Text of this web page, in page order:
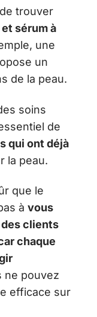
trouver
sérum à
une
un
de la peau.
soins
de
qui ont déjà
la peau.
que le
à vous
clients
chaque
ne pouvez
efficace sur